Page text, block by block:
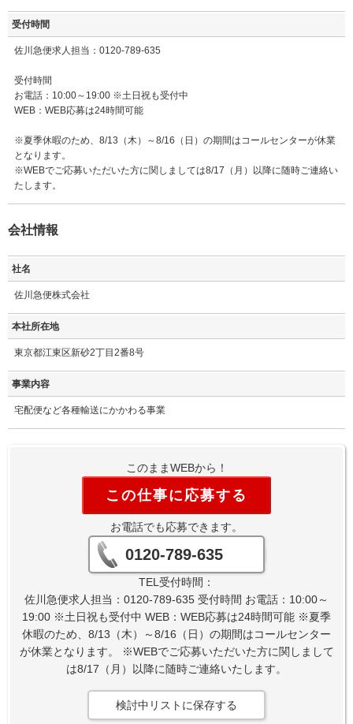
受付時間
佐川急便求人担当：0120-789-635
受付時間
お電話：10:00～19:00 ※土日祝も受付中
WEB：WEB応募は24時間可能
※夏季休暇のため、8/13（木）～8/16（日）の期間はコールセンターが休業
となります。
※WEBでご応募いただいた方に関しましては8/17（月）以降に随時ご連絡い
たします。
会社情報
社名
佐川急便株式会社
本社所在地
東京都江東区新砂2丁目2番8号
事業内容
宅配便など各種輸送にかかわる事業
このままWEBから！
この仕事に応募する
お電話でも応募できます。
0120-789-635
TEL受付時間：
佐川急便求人担当：0120-789-635 受付時間 お電話：10:00～
19:00 ※土日祝も受付中 WEB：WEB応募は24時間可能 ※夏季
休暇のため、8/13（木）～8/16（日）の期間はコールセンター
が休業となります。 ※WEBでご応募いただいた方に関しまして
は8/17（月）以降に随時ご連絡いたします。
検討中リストに保存する